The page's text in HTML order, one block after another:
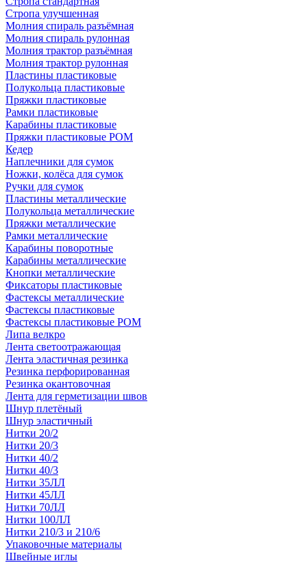
Стропа улучшенная
Молния спираль разъёмная
Молния спираль рулонная
Молния трактор разъёмная
Молния трактор рулонная
Пластины пластиковые
Полукольца пластиковые
Пряжки пластиковые
Рамки пластиковые
Карабины пластиковые
Пряжки пластиковые РОМ
Кедер
Наплечники для сумок
Ножки, колёса для сумок
Ручки для сумок
Пластины металлические
Полукольца металлические
Пряжки металлические
Рамки металлические
Карабины поворотные
Карабины металлические
Кнопки металлические
Фиксаторы пластиковые
Фастексы металлические
Фастексы пластиковые
Фастексы пластиковые POM
Липа велкро
Лента светоотражающая
Лента эластичная резинка
Резинка перфорированная
Резинка окантовочная
Лента для герметизации швов
Шнур плетёный
Шнур эластичный
Нитки 20/2
Нитки 20/3
Нитки 40/2
Нитки 40/3
Нитки 35ЛЛ
Нитки 45ЛЛ
Нитки 70ЛЛ
Нитки 100ЛЛ
Нитки 210/3 и 210/6
Упаковочные материалы
Швейные иглы